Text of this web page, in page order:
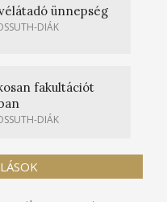
ünnepség
DIÁK
fakultációt
DIÁK